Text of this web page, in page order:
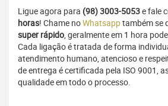
Ligue agora para (98) 3003-5053e fale
horas! Chame noWhatsapptambém se
super rápido, geralmente em 1 hora
Cada ligação é tratada de forma
atendimento humano, atencioso e
de entrega é certificada pela ISO 9001,
qualidade em todo o processo.